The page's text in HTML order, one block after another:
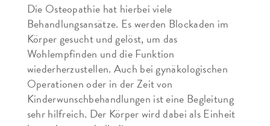
Die Osteopathie hat hierbei viele
Behandlungsansätze. Es werden Blockaden im
Körper gesucht und gelöst, um das
Wohlempfinden und die Funktion
wiederherzustellen. Auch bei gynäkologischen
Operationen oder in der Zeit von
Kinderwunschbehandlungen ist eine Begleitung
sehr hilfreich. Der Körper wird dabei als Einheit